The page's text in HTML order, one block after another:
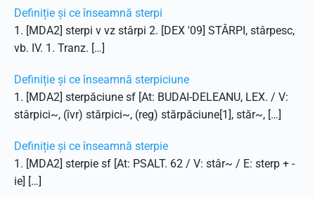
Definiție și ce înseamnă sterpi
1. [MDA2] sterpi v vz stârpi 2. [DEX '09] STÂRPI, stârpesc,
vb. IV. 1. Tranz. […]
Definiție și ce înseamnă sterpiciune
1. [MDA2] sterpăciune sf [At: BUDAI-DELEANU, LEX. / V:
stârpici~, (îvr) stărpici~, (reg) stărpăciune[1], stăr~, […]
Definiție și ce înseamnă sterpie
1. [MDA2] sterpie sf [At: PSALT. 62 / V: stâr~ / E: sterp + -
ie] […]